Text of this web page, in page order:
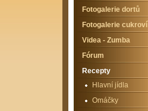
Fotogalerie dortů
Fotogalerie cukroví
Videa - Zumba
Fórum
Recepty
Hlavní jídla
Omáčky